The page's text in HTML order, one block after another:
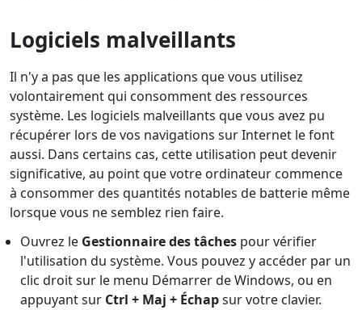
Logiciels malveillants
Il n'y a pas que les applications que vous utilisez
volontairement qui consomment des ressources
système. Les logiciels malveillants que vous avez pu
récupérer lors de vos navigations sur Internet le font
aussi. Dans certains cas, cette utilisation peut devenir
significative, au point que votre ordinateur commence
à consommer des quantités notables de batterie même
lorsque vous ne semblez rien faire.
Ouvrez le Gestionnaire des tâchespour vérifier
l'utilisation du système. Vous pouvez y accéder par un
clic droit sur le menu Démarrer de Windows, ou en
appuyant sur Ctrl + Maj + Échapsur votre clavier.